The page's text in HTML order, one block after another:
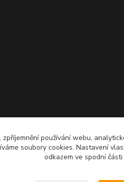
používání webu,
soubory cookies. Nastavení
odkazem ve spodní